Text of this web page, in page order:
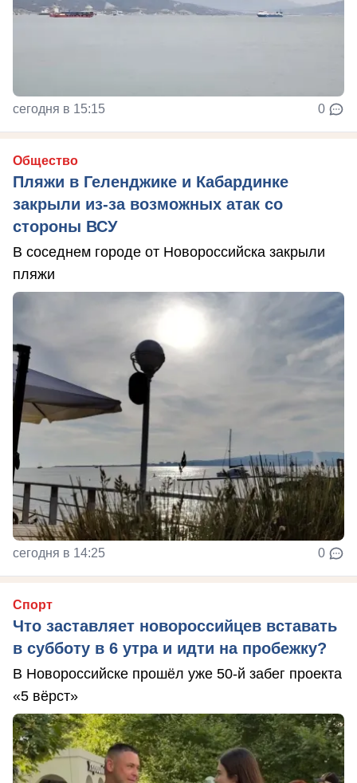
сегодня в 15:15 0
Общество
Пляжи в Геленджике и Кабардинке
закрыли из-за возможных атак со
стороны ВСУ
В соседнем городе от Новороссийска закрыли
пляжи
сегодня в 14:25 0
Спорт
Что заставляет новороссийцев вставать
в субботу в 6 утра и идти на пробежку?
В Новороссийске прошёл уже 50-й забег проекта
«5 вёрст»